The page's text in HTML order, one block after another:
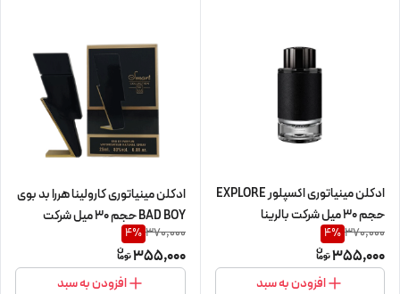
ادکلن مینیاتوری اکسپلور EXPLORE
حجم 30 میل شرکت بالرینا
370,000
4%
355,000
افزودن به سبد
ادکلن مینیاتوری کارولینا هررا بد بوی
BAD BOY حجم 30 میل شرکت
بالرینا
370,000
4%
355,000
افزودن به سبد